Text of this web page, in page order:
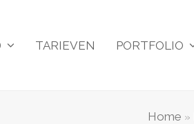
TARIEVEN PORTFOLIO
Home »